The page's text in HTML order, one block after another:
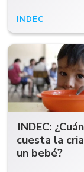
INDEC
INDEC:
cuesta la
un bebé?